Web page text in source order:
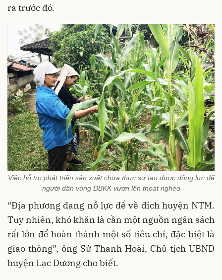
ra trước đó.
Việc hỗ trợ phát triển sản xuất chưa thực sự tạo được động lực để
người dân vùng ĐBKK vươn lên thoát nghèo
“Địa phương đang nỗ lực để về đích huyện NTM.
Tuy nhiên, khó khăn là cần một nguồn ngân sách
rất lớn để hoàn thành một số tiêu chí, đặc biệt là
giao thông”, ông Sử Thanh Hoài, Chủ tịch UBND
huyện Lạc Dương cho biết.